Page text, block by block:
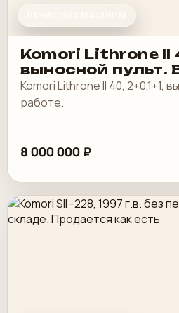
Komori Lithrone II
выносной пульт.
Komori Lithrone II 40, 2+0,1+1,
работе.
8 000 000 ₽